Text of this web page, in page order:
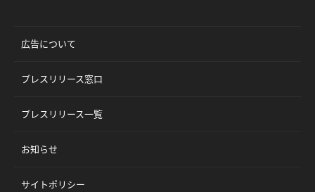
広告について
プレスリリース窓口
プレスリリース一覧
お知らせ
サイトポリシー